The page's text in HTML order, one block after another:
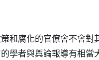
和腐化的官僚會不會對
學者與輿論報導有相當